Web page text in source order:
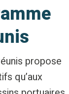
propose
qu’aux